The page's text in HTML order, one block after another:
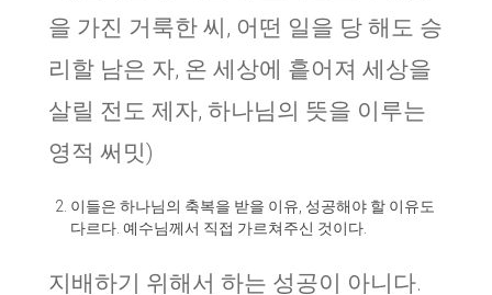
을 가진 거룩한 씨, 어떤 일을 당 해도 승
리할 남은 자, 온 세상에 흩어져 세상을
살릴 전도 제자, 하나님의 뜻을 이루는
영적 써밋)
이들은 하나님의 축복을 받을 이유, 성공해야 할 이유도
다르다. 예수님께서 직접 가르쳐주신 것이다.
지배하기 위해서 하는 성공이 아니다.